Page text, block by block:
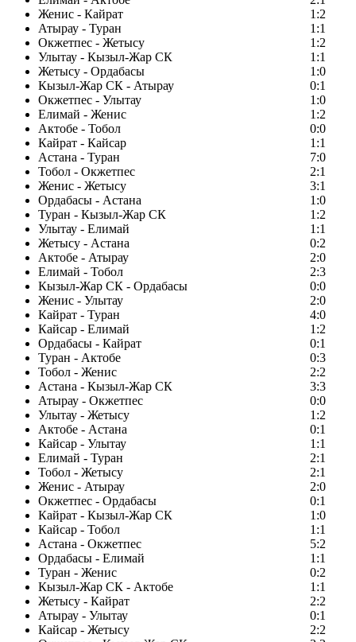
Женис - Кайрат
1:2
Атырау - Туран
1:1
Окжетпес - Жетысу
1:2
Улытау - Кызыл-Жар СК
1:1
Жетысу - Ордабасы
1:0
Кызыл-Жар СК - Атырау
0:1
Окжетпес - Улытау
1:0
Елимай - Женис
1:2
Актобе - Тобол
0:0
Кайрат - Кайсар
1:1
Астана - Туран
7:0
Тобол - Окжетпес
2:1
Женис - Жетысу
3:1
Ордабасы - Астана
1:0
Туран - Кызыл-Жар СК
1:2
Улытау - Елимай
1:1
Жетысу - Астана
0:2
Актобе - Атырау
2:0
Елимай - Тобол
2:3
Кызыл-Жар СК - Ордабасы
0:0
Женис - Улытау
2:0
Кайрат - Туран
4:0
Кайсар - Елимай
1:2
Ордабасы - Кайрат
0:1
Туран - Актобе
0:3
Тобол - Женис
2:2
Астана - Кызыл-Жар СК
3:3
Атырау - Окжетпес
0:0
Улытау - Жетысу
1:2
Актобе - Астана
0:1
Кайсар - Улытау
1:1
Елимай - Туран
2:1
Тобол - Жетысу
2:1
Женис - Атырау
2:0
Окжетпес - Ордабасы
0:1
Кайрат - Кызыл-Жар СК
1:0
Кайсар - Тобол
1:1
Астана - Окжетпес
5:2
Ордабасы - Елимай
1:1
Туран - Женис
0:2
Кызыл-Жар СК - Актобе
1:1
Жетысу - Кайрат
2:2
Атырау - Улытау
0:1
Кайсар - Жетысу
2:2